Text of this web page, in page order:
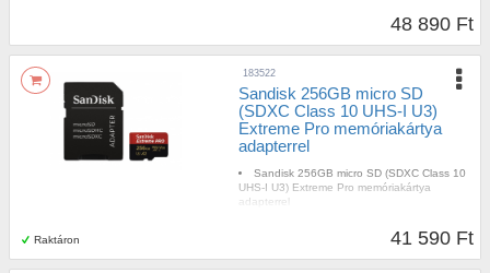
48 890 Ft
Raktáron
183522
Sandisk 256GB micro SD
(SDXC Class 10 UHS-I U3)
Extreme Pro memóriakártya
adapterrel
Sandisk 256GB micro SD (SDXC Class 10
UHS-I U3) Extreme Pro memóriakártya
adapterrel
41 590 Ft